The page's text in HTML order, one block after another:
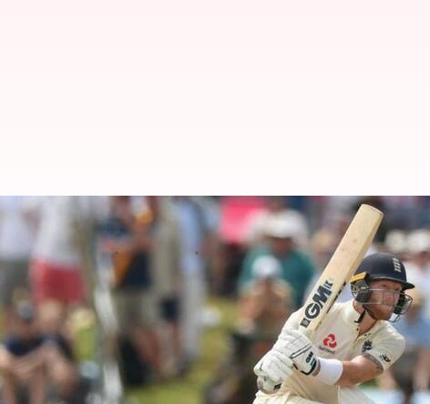
इंग्लैंड क्रिकेट टीम के नए टेस्ट कप्तान बने
लेखन अंकित पसबोला Apr 28, 2022 03:53 pm
क्या है खबर?
इंग्लैंडके स्टार ऑलराउंडर बेन स्टोक्सको टेस्ट टीम का कप्तान
बता दें अब तक 79 टेस्ट खेल चुके स्टोक्स फरवरी 2017 से टेस्ट